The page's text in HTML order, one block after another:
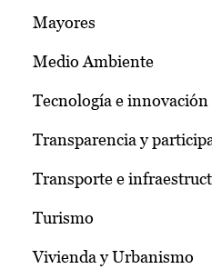
Mayores
Medio Ambiente
Tecnología e innovación
Transparencia y
Transporte e
Turismo
Vivienda y Urbanismo